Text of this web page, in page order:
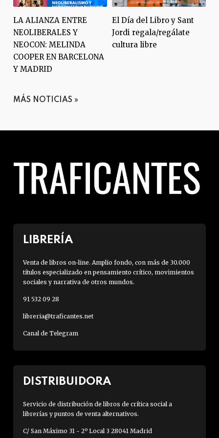
LA ALIANZA ENTRE
NEOLIBERALES Y
NEOCON: MELINDA
COOPER EN BARCELONA
Y MADRID
El Día del Libro y Sant
Jordi regala/regálate
cultura libre
MÁS NOTICIAS
LIBRERÍA
Venta de libros on-line. Amplio fondo, con más de 30.000
títulos especializado en pensamiento crítico, movimientos
sociales y narrativa de otros mundos.
91 532 09 28
libreria@traficantes.net
Canal de Telegram
DISTRIBUIDORA
Servicio de distribución de libros de crítica social a
librerías y puntos de venta alternativos.
C/ San Máximo 31 - 2º Local 3 28041 Madrid